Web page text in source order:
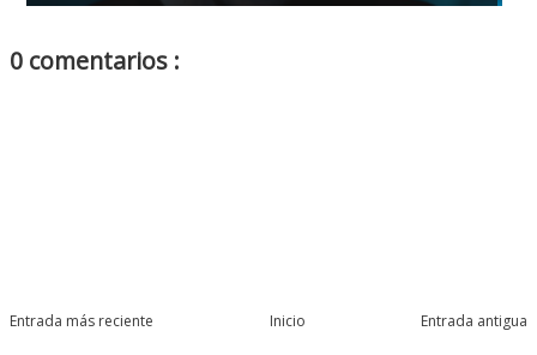
0 comentarios :
Entrada más reciente Entrada antigua
Inicio